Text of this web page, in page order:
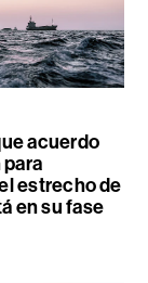
acuerdo
estrecho de
en su fase